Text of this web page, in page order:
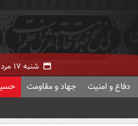
شنبه ۱۷ مرداد ۱۴۰۵ -
دفاع و امنیت جهاد و مقاومت